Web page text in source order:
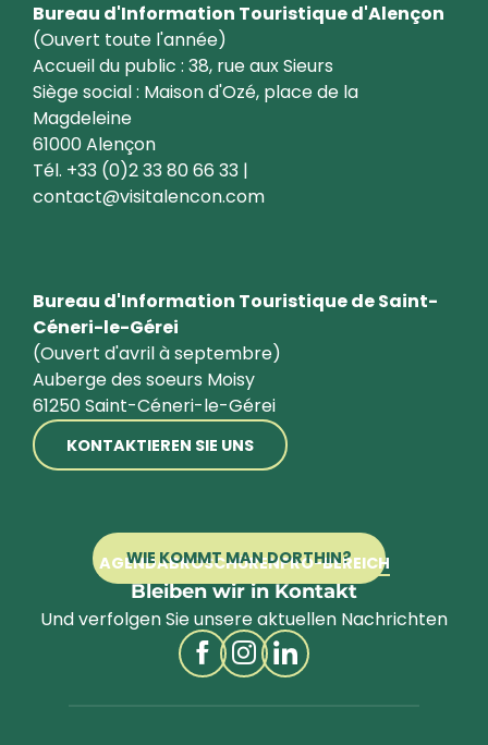
Bureau d'Information Touristique d'Alençon
(Ouvert toute l'année)
Accueil du public : 38, rue aux Sieurs
Siège social : Maison d'Ozé, place de la
Magdeleine
61000 Alençon
Tél. +33 (0)2 33 80 66 33 |
contact@visitalencon.com
Bureau d'Information Touristique de Saint-
Céneri-le-Gérei
(Ouvert d'avril à septembre)
Auberge des soeurs Moisy
61250 Saint-Céneri-le-Gérei
KONTAKTIEREN SIE UNS
WIE KOMMT MAN DORTHIN?
AGENDABROSCHÜRENPRO-BEREICH
Bleiben wir in Kontakt
Und verfolgen Sie unsere aktuellen Nachrichten